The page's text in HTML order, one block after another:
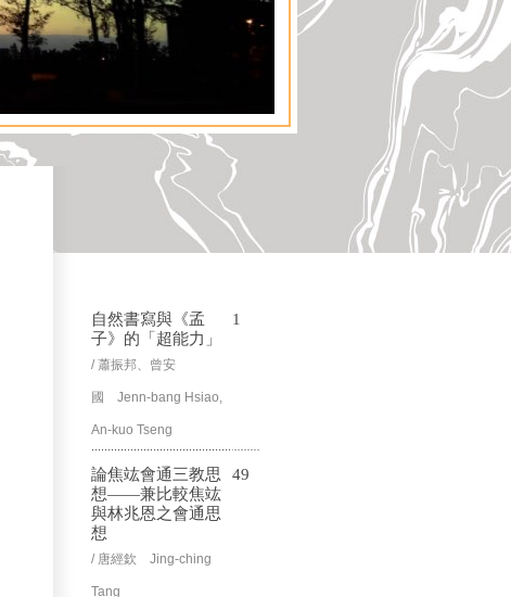
自然書寫與《孟
子》的「超能力」
/ 蕭振邦、曾安
國 Jenn-bang Hsiao,
An-kuo Tseng
1
論焦竑會通三教思
想——兼比較焦竑
與林兆恩之會通思
想
/ 唐經欽 Jing-ching
Tang
49